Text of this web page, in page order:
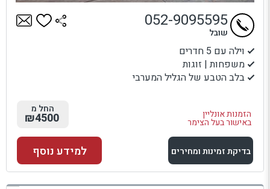
וילה עם 5 חדרים
משפחות | זוגות
בלב הטבע של הגליל המערבי
הזמנות אונליין
באישור בעל הצימר
052-9095595
שובל
החל מ
₪4500
בדיקת זמינות ומחירים
למתחם זה
למידע נוסף